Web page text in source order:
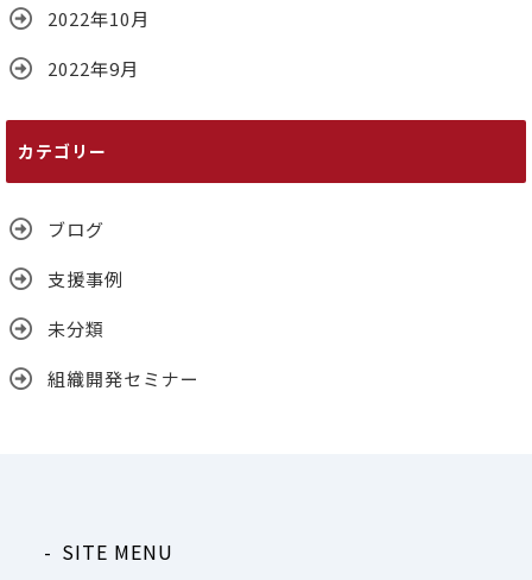
2022年10月
2022年9月
カテゴリー
ブログ
支援事例
未分類
組織開発セミナー
SITE MENU